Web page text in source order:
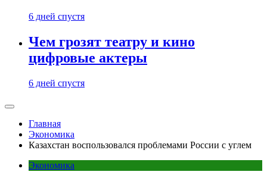
6 дней спустя
Чем грозят театру и кино
цифровые актеры
6 дней спустя
Главная
Экономика
Казахстан воспользовался проблемами России с углем
Экономика